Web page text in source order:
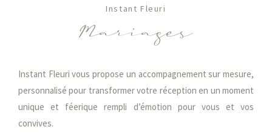
Instant Fleuri
Mariages
Instant Fleuri vous propose un accompagnement sur mesure,
personnalisé pour transformer votre réception en un moment
unique et féerique rempli d’émotion pour vous et vos
convives.